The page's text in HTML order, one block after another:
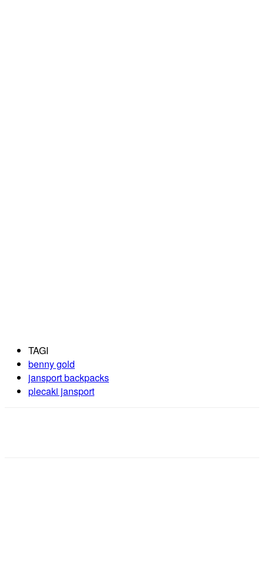
TAGI
benny gold
jansport backpacks
plecaki jansport